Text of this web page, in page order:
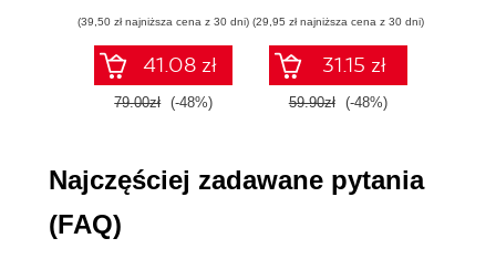
Podsumowanie
Ćwiczenia
Rozdział 2. Podstawy basha
Wyniki
Dane wejściowe
Pętle
(39,50 zł najniższa cena z 30 dni)
41.08 zł
79.00zł (-48%)
(29,95 zł najniższa cena z 30 dni)
31.15 zł
59.90zł (-48%)
Najczęściej zadawane pytania
(FAQ)